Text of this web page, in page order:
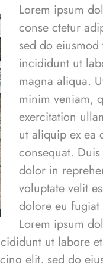
Lorem ipsum
conse ctetur
sed do
incididunt ut
magna aliqua.
minim veniam,
exercitation
ut aliquip ex ea
consequat.
dolor in
voluptate velit
dolore eu
Lorem ipsum
ut labore